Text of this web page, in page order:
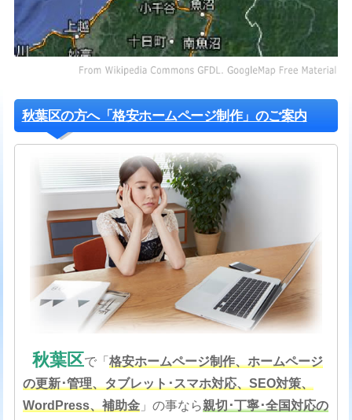
秋葉区の方へ「格安ホームページ制作」のご案内
秋葉区で「 格安ホームページ制作、ホームページ
の更新･管理、タブレット･スマホ対応、SEO対策、
WordPress、補助金」の事なら親切･丁寧･全国対応の